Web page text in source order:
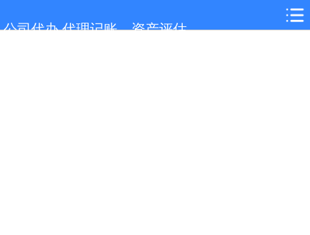
公司代办,代理记账，资产评估
网站首页